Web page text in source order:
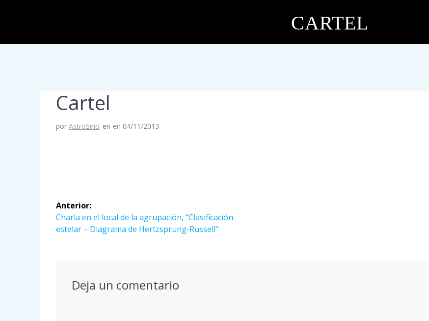
CARTEL
Cartel
porAstroSirio en en 04/11/2013
Navegación
de
Anterior:
Entrada
anterior:
Charla en el local de la agrupación, “Clasificación
estelar – Diagrama de Hertzsprung-Russell”
Deja un comentario